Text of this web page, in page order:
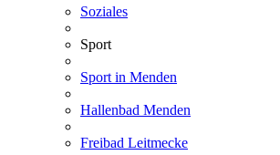
Soziales
Sport
Sport in Menden
Hallenbad Menden
Freibad Leitmecke